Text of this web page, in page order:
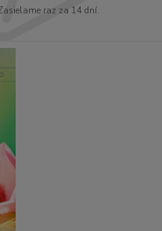
raz za 14 dní.